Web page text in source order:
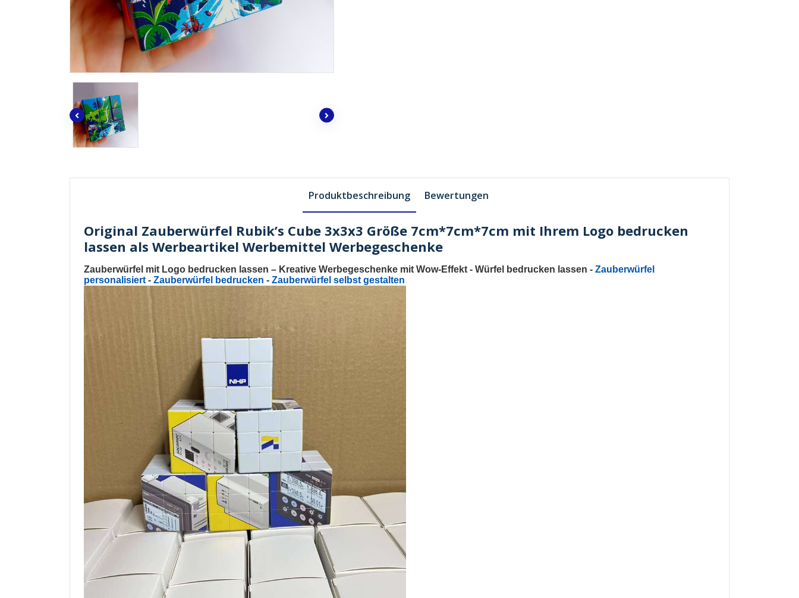
Produktbeschreibung Bewertungen
Original Zauberwürfel Rubik’s Cube 3x3x3 Größe 7cm*7cm*7cm mit Ihrem Logo bedrucken
lassen als Werbeartikel Werbemittel Werbegeschenke
Zauberwürfel mit Logo bedrucken lassen – Kreative Werbegeschenke mit Wow-Effekt -Würfel bedrucken lassen -Zauberwürfel
personalisiert-Zauberwürfel bedrucken -Zauberwürfel selbst gestalten